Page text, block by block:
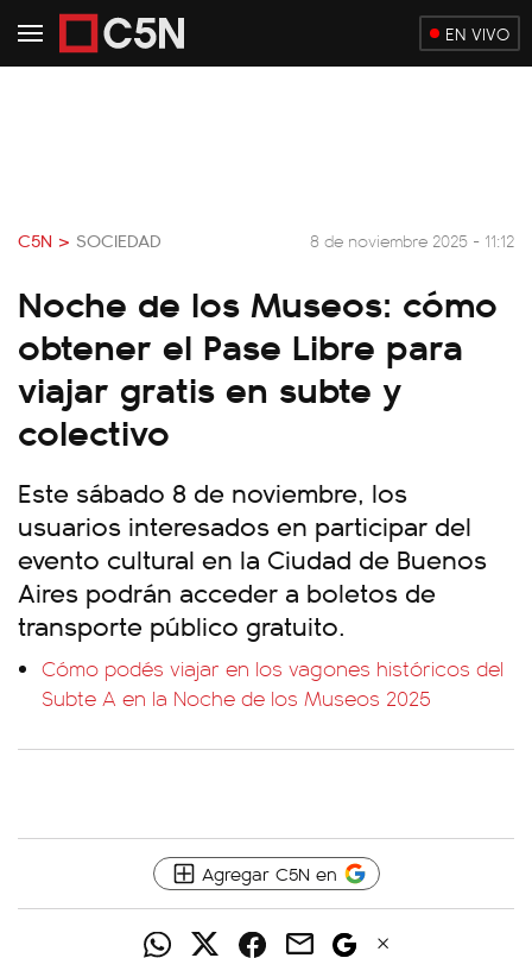
EN VIVO
C5N > SOCIEDAD 8 de noviembre 2025 - 11:12
Noche de los Museos: cómo
obtener el Pase Libre para
viajar gratis en subte y
colectivo
Este sábado 8 de noviembre, los
usuarios interesados en participar del
evento cultural en la Ciudad de Buenos
Aires podrán acceder a boletos de
transporte público gratuito.
Cómo podés viajar en los vagones históricos del
Subte A en la Noche de los Museos 2025
Agregar C5N en